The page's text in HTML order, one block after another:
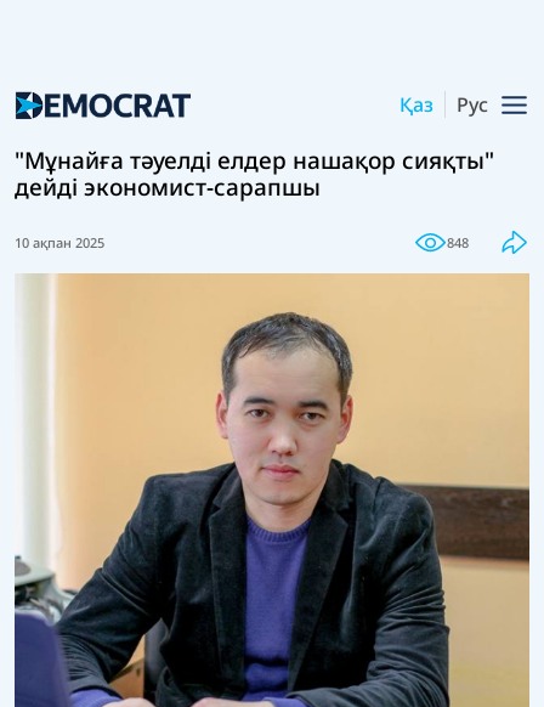
Қаз Рус
"Мұнайға тәуелді елдер нашақор сияқты"
дейді экономист-сарапшы
10 ақпан 2025 848